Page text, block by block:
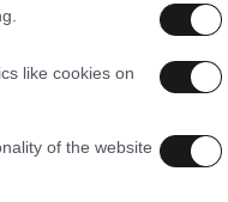
like cookies on
of the website